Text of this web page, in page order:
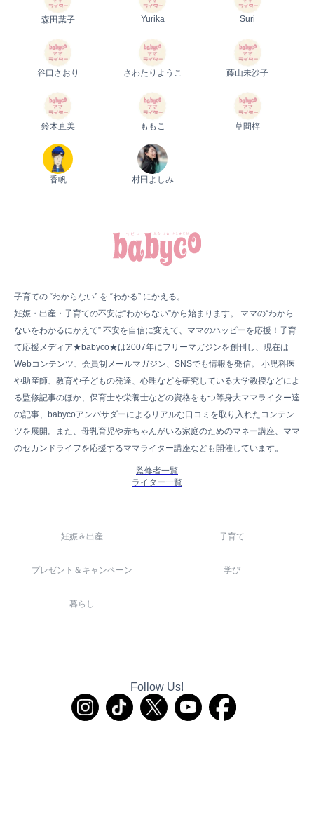
森田葉子 Yurika Suri
谷口さおり さわたりようこ 藤山未沙子
鈴木直美 ももこ 草間梓
香帆 村田よしみ
子育ての “わからない” を “わかる” にかえる。
妊娠・出産・子育ての不安は“わからない”から始まります。 ママの“わから
ないをわかるにかえて” 不安を自信に変えて、ママのハッピーを応援！子育
て応援メディア★babyco★は2007年にフリーマガジンを創刊し、現在は
Webコンテンツ、会員制メールマガジン、SNSでも情報を発信。 小児科医
や助産師、教育や子どもの発達、心理などを研究している大学教授などによ
る監修記事のほか、保育士や栄養士などの資格をもつ等身大ママライター達
の記事、babycoアンバサダーによるリアルな口コミを取り入れたコンテン
ツを展開。また、母乳育児や赤ちゃんがいる家庭のためのマネー講座、ママ
のセカンドライフを応援するママライター講座なども開催しています。
監修者一覧
ライター一覧
妊娠＆出産 子育て
プレゼント＆キャンペーン 学び
暮らし
Follow Us!